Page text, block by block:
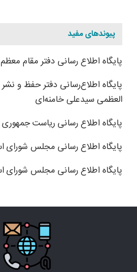
پیوندهای مفید
پایگاه اطلاع رسانی دفتر مقام
پایگاه اطلاع‌رسانی دفتر حفظ و
العظمی سیدعلی خامنه‌ای
پایگاه اطلاع رسانی ریاست جمهوری
پایگاه اطلاع رسانی مجلس شورای
پایگاه اطلاع رسانی مجلس شورای